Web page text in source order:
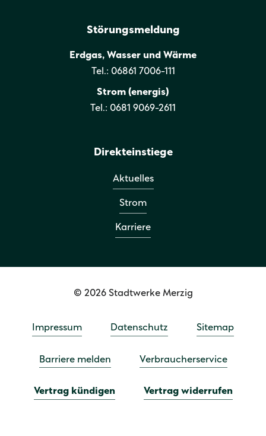
Störungsmeldung
Erdgas, Wasser und Wärme
Tel.: 06861 7006-111
Strom (energis)
Tel.: 0681 9069-2611
Direkteinstiege
Aktuelles
Strom
Karriere
© 2026 Stadtwerke Merzig
Impressum Datenschutz Sitemap
Barriere melden Verbraucherservice
Vertrag kündigen Vertrag widerrufen